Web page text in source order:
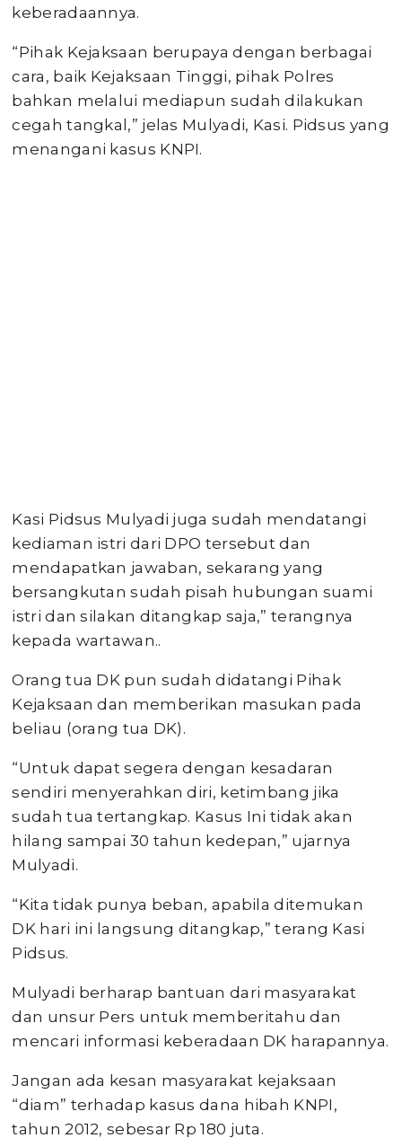
keberadaannya.
“Pihak Kejaksaan berupaya dengan berbagai
cara, baik Kejaksaan Tinggi, pihak Polres
bahkan melalui mediapun sudah dilakukan
cegah tangkal,” jelas Mulyadi, Kasi. Pidsus yang
menangani kasus KNPI.
Kasi Pidsus Mulyadi juga sudah mendatangi
kediaman istri dari DPO tersebut dan
mendapatkan jawaban, sekarang yang
bersangkutan sudah pisah hubungan suami
istri dan silakan ditangkap saja,” terangnya
kepada wartawan..
Orang tua DK pun sudah didatangi Pihak
Kejaksaan dan memberikan masukan pada
beliau (orang tua DK).
“Untuk dapat segera dengan kesadaran
sendiri menyerahkan diri, ketimbang jika
sudah tua tertangkap. Kasus Ini tidak akan
hilang sampai 30 tahun kedepan,” ujarnya
Mulyadi.
“Kita tidak punya beban, apabila ditemukan
DK hari ini langsung ditangkap,” terang Kasi
Pidsus.
Mulyadi berharap bantuan dari masyarakat
dan unsur Pers untuk memberitahu dan
mencari informasi keberadaan DK harapannya.
Jangan ada kesan masyarakat kejaksaan
“diam” terhadap kasus dana hibah KNPI,
tahun 2012, sebesar Rp 180 juta.